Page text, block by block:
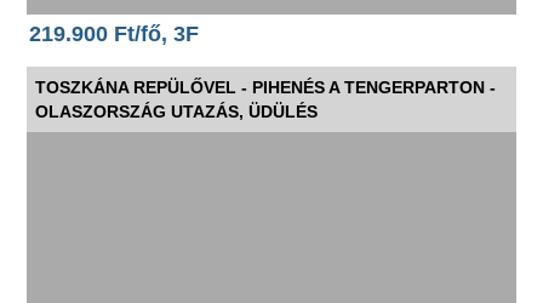
219.900 Ft/fő, 3F
TOSZKÁNA REPÜLŐVEL - PIHENÉS A TENGERPARTON -
OLASZORSZÁG UTAZÁS, ÜDÜLÉS